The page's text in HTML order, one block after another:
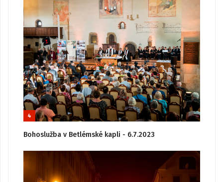
4
Bohoslužba v Betlémské kapli - 6.7.2023